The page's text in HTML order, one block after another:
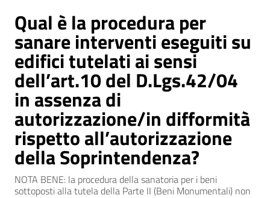
Qual è la procedura per
sanare interventi eseguiti su
edifici tutelati ai sensi
dell’art.10 del D.Lgs.42/04
in assenza di
autorizzazione/in difformità
rispetto all’autorizzazione
della Soprintendenza?
NOTA BENE: la procedura della sanatoria per i beni
sottoposti alla tutela della Parte II (Beni Monumentali) non